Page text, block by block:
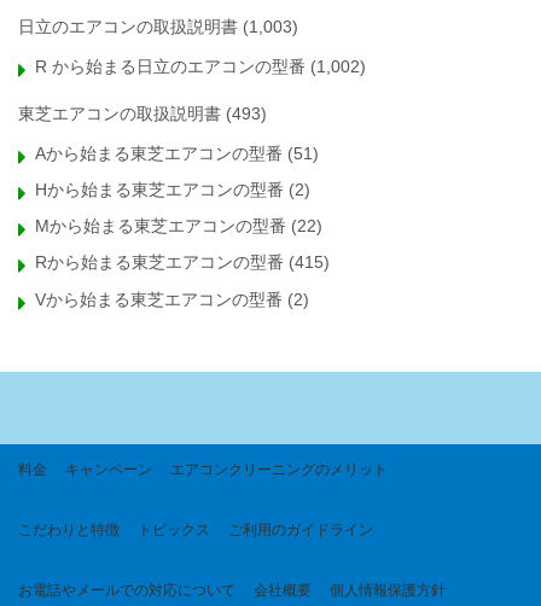
日立のエアコンの取扱説明書 (1,003)
R から始まる日立のエアコンの型番 (1,002)
東芝エアコンの取扱説明書 (493)
Aから始まる東芝エアコンの型番 (51)
Hから始まる東芝エアコンの型番 (2)
Mから始まる東芝エアコンの型番 (22)
Rから始まる東芝エアコンの型番 (415)
Vから始まる東芝エアコンの型番 (2)
料金 キャンペーン エアコンクリーニングのメリット
こだわりと特徴 トピックス ご利用のガイドライン
お電話やメールでの対応について 会社概要 個人情報保護方針